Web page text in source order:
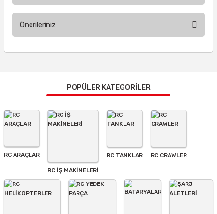
Önerileriniz
Görüş ve önerileriniz için teşekkür ederiz.
Ürün resmi kalitesiz, bozuk veya görüntülenemiyor.
Ürün açıklamasında eksik bilgiler bulunuyor.
Ürün fiyatı diğer sitelerden daha pahalı.
Bu ürüne benzer farklı alternatifler olmalı.
POPÜLER KATEGORİLER
RC ARAÇLAR
RC İŞ MAKİNELERİ
RC TANKLAR RC CRAWLER